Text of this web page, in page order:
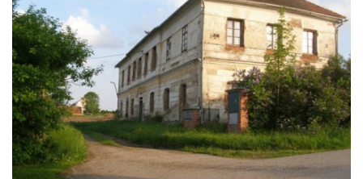
VÝPŮJČNÍ DOBA
KONTAKTY
ON-LINE KATALOG
WEBOVÁ KAMERA